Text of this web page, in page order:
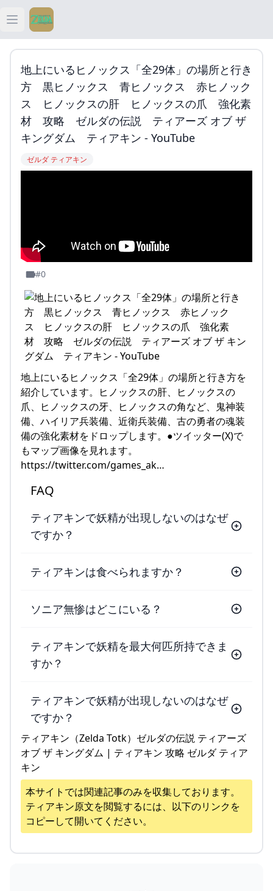
Open main menu
ティアキン
ティアキン 祠
ティアキン 武器
ティアキン 攻略
地上にいるヒノックス「全29体」の場所と行き
方 黒ヒノックス 青ヒノックス 赤ヒノック
ス ヒノックスの肝 ヒノックスの爪 強化素
材 攻略 ゼルダの伝説 ティアーズ オブ ザ
キングダム ティアキン - YouTube
ゼルダ ティアキン
#0
地上にいるヒノックス「全29体」の場所と行き方を
紹介しています。ヒノックスの肝、ヒノックスの
爪、ヒノックスの牙、ヒノックスの角など、鬼神装
備、ハイリア兵装備、近衛兵装備、古の勇者の魂装
備の強化素材をドロップします。●ツイッター(X)で
もマップ画像を見れます。
https://twitter.com/games_ak…
FAQ
ティアキンで妖精が出現しないのはなぜ
ですか？
ティアキンは食べられますか？
ソニア無惨はどこにいる？
ティアキンで妖精を最大何匹所持できま
すか？
ティアキンで妖精が出現しないのはなぜ
ですか？
ティアキン（Zelda Totk）ゼルダの伝説 ティアーズ
オブ ザ キングダム | ティアキン 攻略 ゼルダ ティア
キン
本サイトでは関連記事のみを収集しております。
ティアキン原文を閲覧するには、以下のリンクを
コピーして開いてください。